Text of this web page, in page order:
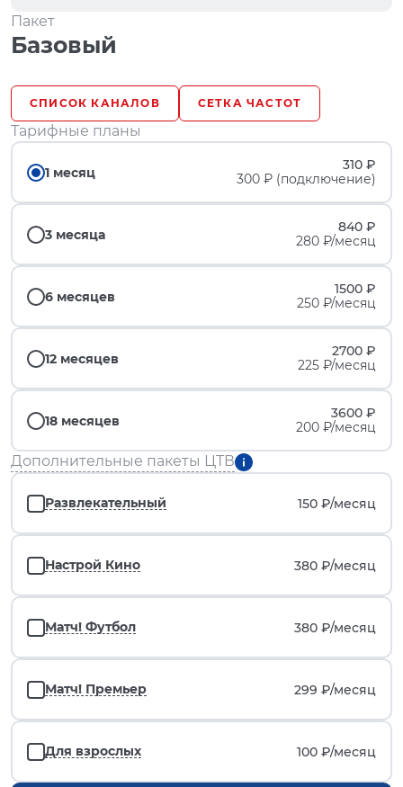
Пакет
Базовый
СПИСОК КАНАЛОВ СЕТКА ЧАСТОТ
Тарифные планы
1 месяц
310 ₽
300 ₽ (подключение)
3 месяца
840 ₽
280 ₽/месяц
6 месяцев
1500 ₽
250 ₽/месяц
12 месяцев
2700 ₽
225 ₽/месяц
18 месяцев
3600 ₽
200 ₽/месяц
Дополнительные пакеты ЦТВ
Развлекательный 150 ₽/месяц
Настрой Кино 380 ₽/месяц
Матч! Футбол 380 ₽/месяц
Матч! Премьер 299 ₽/месяц
Для взрослых 100 ₽/месяц